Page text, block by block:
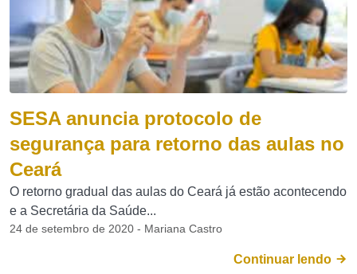
SESA anuncia protocolo de
segurança para retorno das aulas no
Ceará
O retorno gradual das aulas do Ceará já estão acontecendo
e a Secretária da Saúde...
24 de setembro de 2020 - Mariana Castro
Continuar lendo